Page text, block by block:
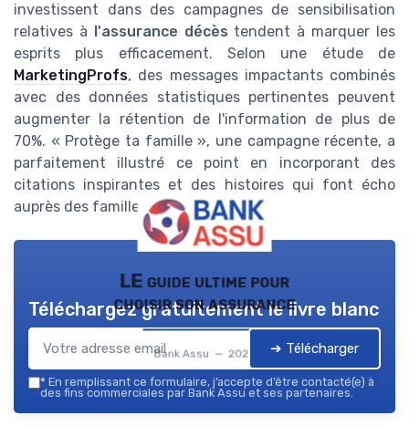
investissent dans des campagnes de sensibilisation
relatives à
l'assurance décès tendent à marquer les
esprits plus efficacement. Selon une étude de
MarketingProfs, des messages impactants combinés
avec des données statistiques pertinentes peuvent
augmenter la rétention de l'information de plus de
70%. « Protège ta famille », une campagne récente, a
parfaitement illustré ce point en incorporant des
citations inspirantes et des histoires qui font écho
auprès des familles.
LE guide ultime pour
choisir son assurance
Bank Assu — 2026
Téléchargez gratuitement le livre blanc
➔ Télécharger
* En remplissant ce formulaire, j’accepte d’être contacté(e) à
des fins commerciales par Bank Assu et ses partenaires.